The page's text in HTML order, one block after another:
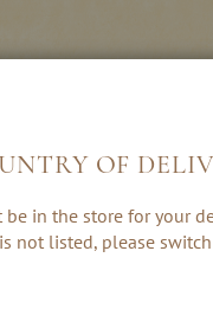
CREAMS
OF
in the store for your
not listed, please